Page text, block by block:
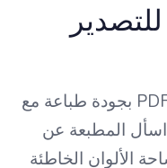
أعمال الطباعة تحتاج عادةً ملف PDF بجودة طباعة مع
المطبعة عن
الألوان الخاطئة